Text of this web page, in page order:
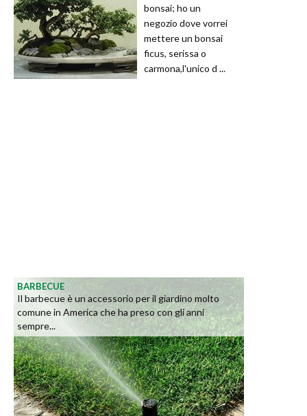
bonsai; ho un
negozio dove vorrei
mettere un bonsai
ficus, serissa o
carmona,l'unico d ...
BARBECUE
Il barbecue è un accessorio per il giardino molto
comune in America che ha preso con gli anni
sempre...